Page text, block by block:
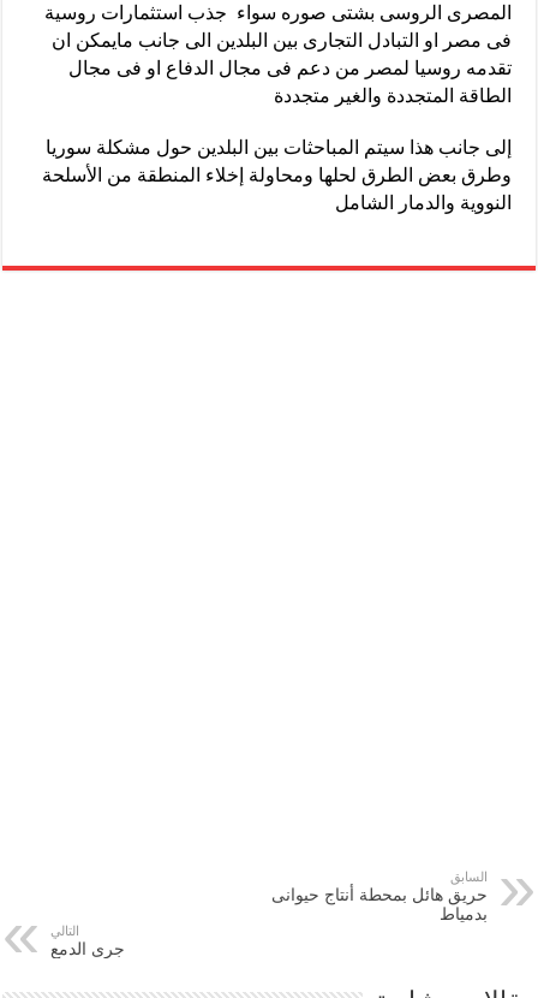
المصرى الروسى بشتى صوره سواء جذب استثمارات روسية
فى مصر او التبادل التجارى بين البلدين الى جانب مايمكن ان
تقدمه روسيا لمصر من دعم فى مجال الدفاع او فى مجال
الطاقة المتجددة والغير متجددة
إلى جانب هذا سيتم المباحثات بين البلدين حول مشكلة سوريا
وطرق بعض الطرق لحلها ومحاولة إخلاء المنطقة من الأسلحة
النووية والدمار الشامل
السابق
حريق هائل بمحطة أنتاج حيوانى
بدمياط
التالي
جرى الدمع